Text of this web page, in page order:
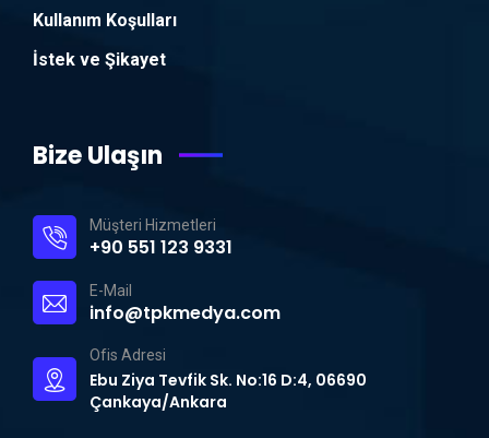
Kullanım Koşulları
İstek ve Şikayet
Bize Ulaşın
Müşteri Hizmetleri
+90 551 123 9331
E-Mail
info@tpkmedya.com
Ofis Adresi
Ebu Ziya Tevfik Sk. No:16 D:4, 06690
Çankaya/Ankara